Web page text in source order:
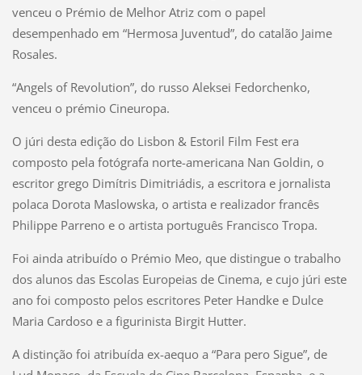
venceu o Prémio de Melhor Atriz com o papel
desempenhado em “Hermosa Juventud”, do catalão Jaime
Rosales.
“Angels of Revolution”, do russo Aleksei Fedorchenko,
venceu o prémio Cineuropa.
O júri desta edição do Lisbon & Estoril Film Fest era
composto pela fotógrafa norte-americana Nan Goldin, o
escritor grego Dimítris Dimitriádis, a escritora e jornalista
polaca Dorota Maslowska, o artista e realizador francês
Philippe Parreno e o artista português Francisco Tropa.
Foi ainda atribuído o Prémio Meo, que distingue o trabalho
dos alunos das Escolas Europeias de Cinema, e cujo júri este
ano foi composto pelos escritores Peter Handke e Dulce
Maria Cardoso e a figurinista Birgit Hutter.
A distinção foi atribuída ex-aequo a “Para pero Sigue”, de